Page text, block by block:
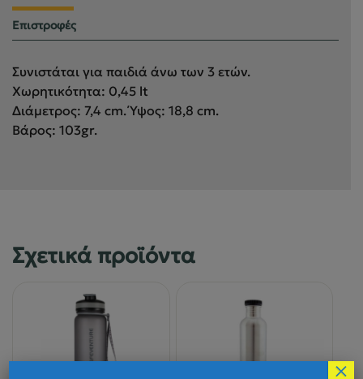
Επιστροφές
Συνιστάται για παιδιά άνω των 3 ετών.
Χωρητικότητα: 0,45 lt
Διάμετρος: 7,4 cm. Ύψος: 18,8 cm.
Βάρος: 103gr.
Σχετικά προϊόντα
×